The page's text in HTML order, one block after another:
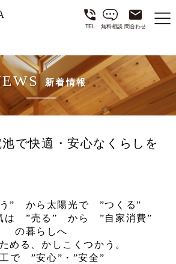
TEL 無料相談 問合わせ
新着情報
で快適・安心なくらしを
” から太陽光で ”つくる”
は ”売る” から ”自家消費”
の暮らしへ
める、かしこくつかう。
工で ”安心”・”安全”